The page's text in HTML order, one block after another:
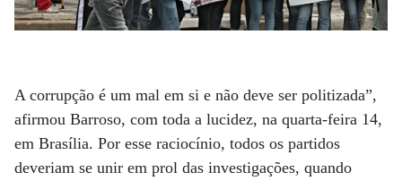
A corrupção é um mal em si e não deve ser politizada”,
afirmou Barroso, com toda a lucidez, na quarta-feira 14,
em Brasília. Por esse raciocínio, todos os partidos
deveriam se unir em prol das investigações, quando